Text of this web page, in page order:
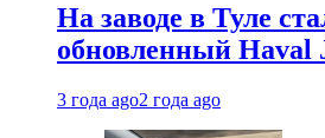
На заводе в Туле
обновленный Haval
3 года ago2 года ago